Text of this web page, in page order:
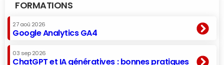
FORMATIONS
27 aoû 2026
Google Analytics GA4
03 sep 2026
ChatGPT et IA génératives : bonnes pratiques